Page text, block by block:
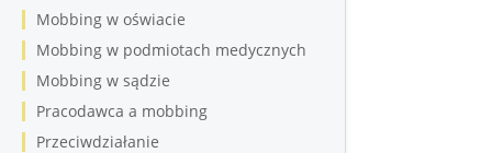
Mobbing w oświacie
Mobbing w podmiotach medycznych
Mobbing w sądzie
Pracodawca a mobbing
Przeciwdziałanie